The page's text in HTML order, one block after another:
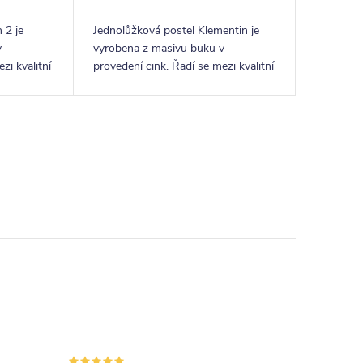
2 je
kvalitní
Jednolůžková postel Klementin je
vyrobena z masivu buku v
provedení cink. Řadí se mezi kvalitní